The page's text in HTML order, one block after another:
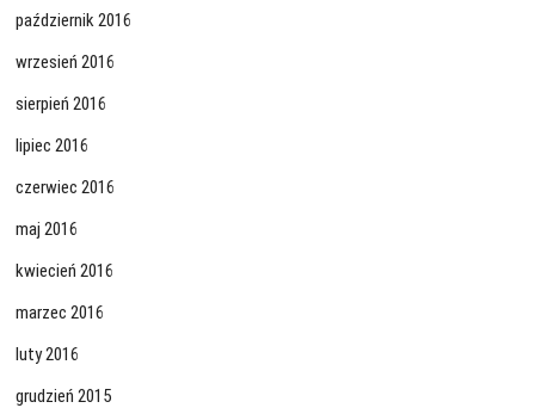
październik 2016
wrzesień 2016
sierpień 2016
lipiec 2016
czerwiec 2016
maj 2016
kwiecień 2016
marzec 2016
luty 2016
grudzień 2015